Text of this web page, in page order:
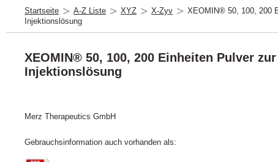
Startseite A-Z Liste XYZ X-Zyv
XEOMIN® 50, 100, 200
Injektionslösung
XEOMIN® 50, 100, 200 Einheiten Pulver
Injektionslösung
Merz Therapeutics GmbH
Gebrauchsinformation auch vorhanden als: